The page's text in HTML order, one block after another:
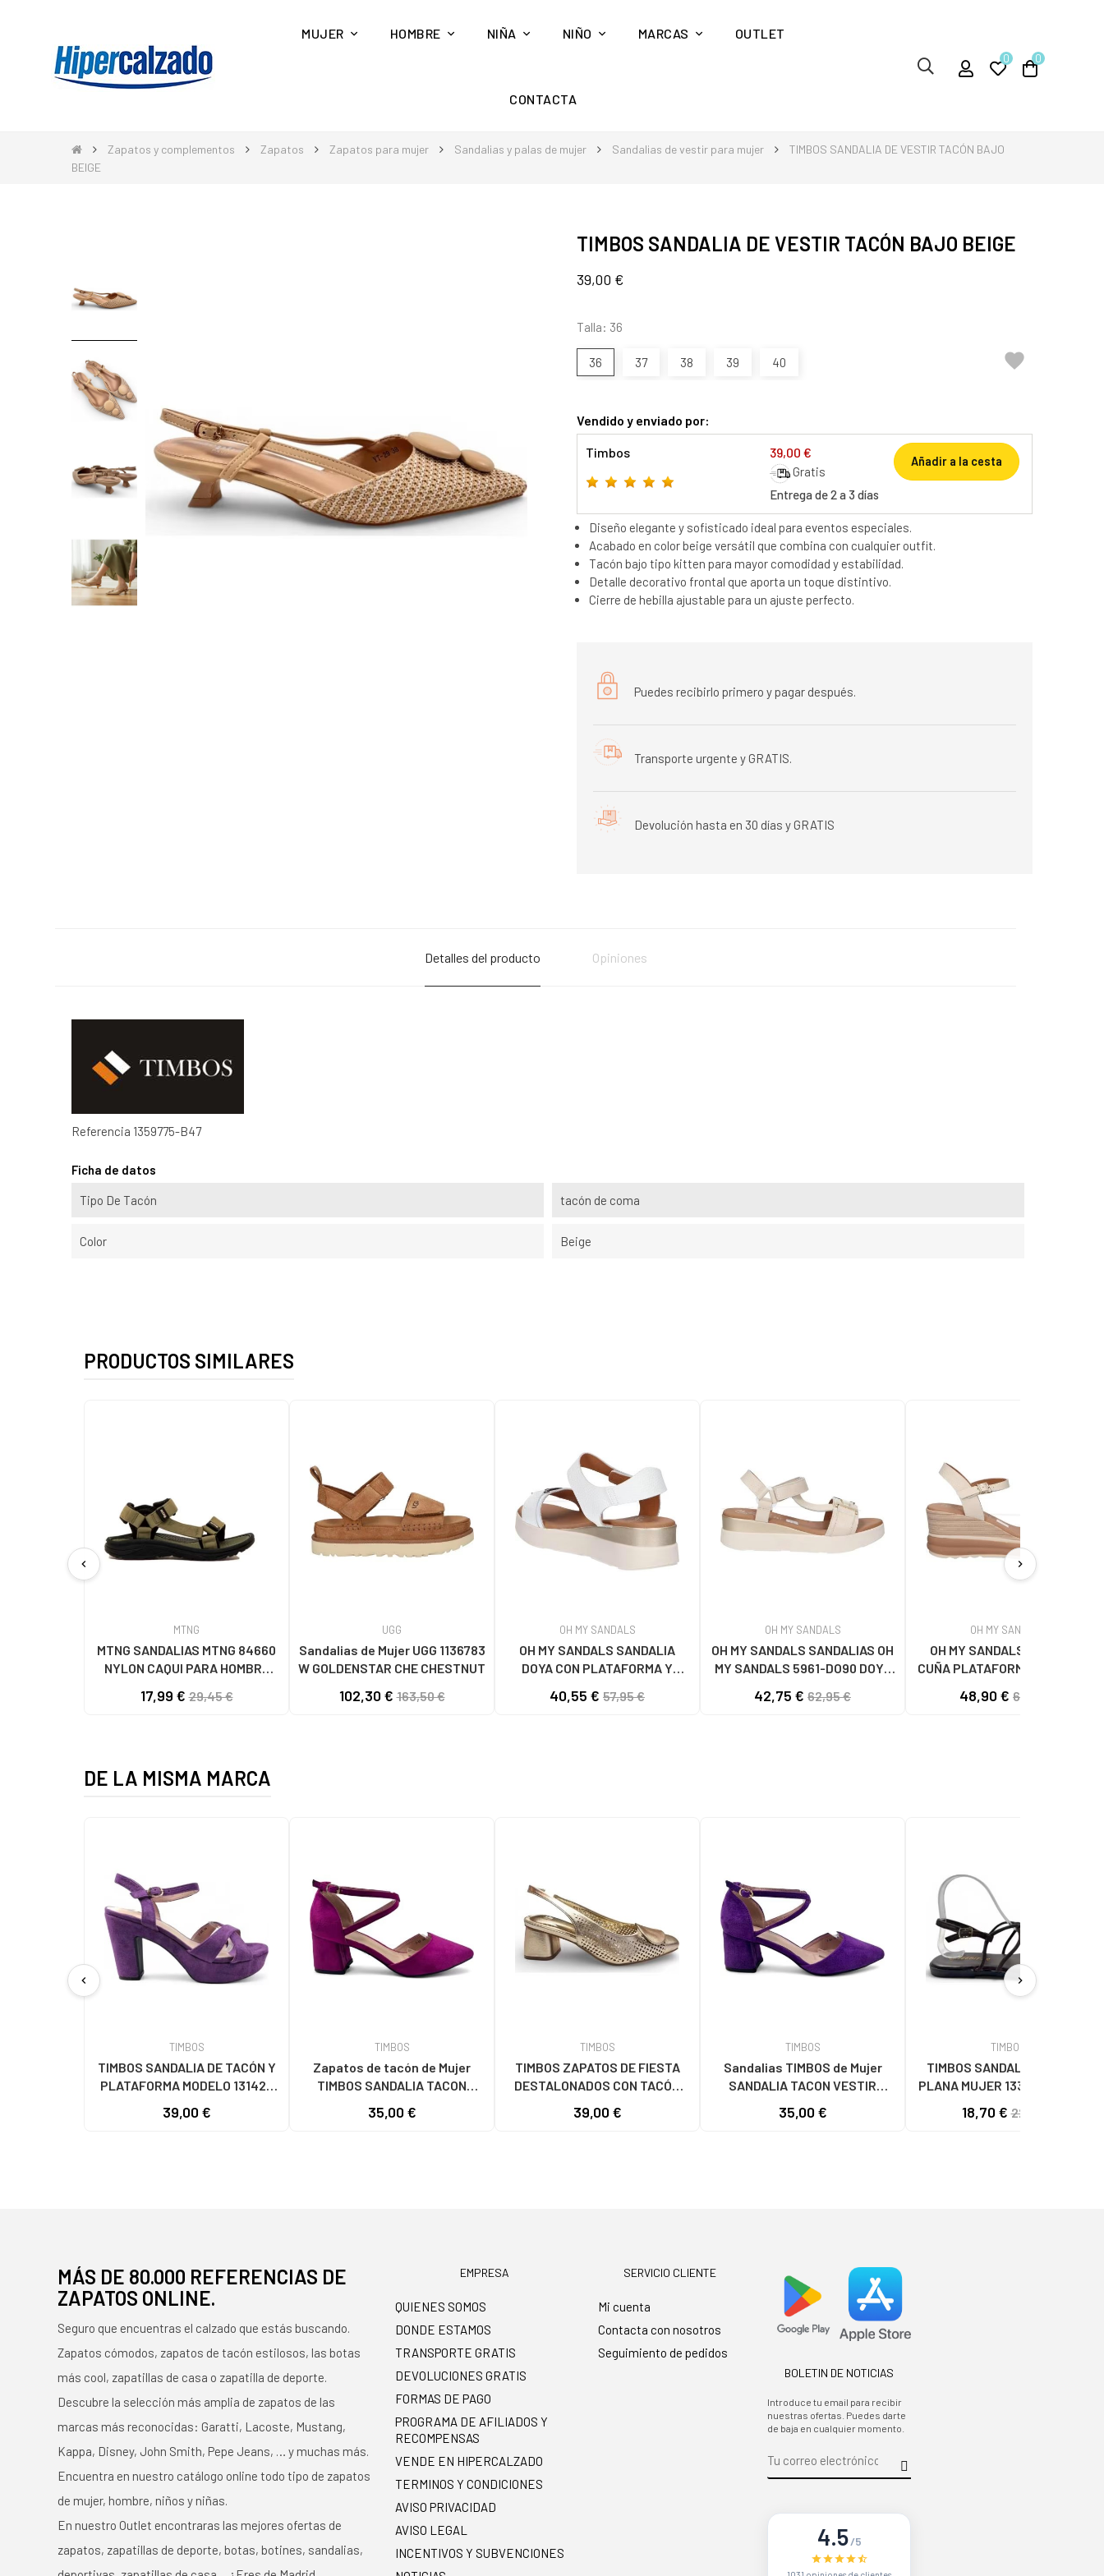
MUJER HOMBRE NIÑA NIÑO MARCAS OUTLET
CONTACTA
0 0
Zapatos y complementos Zapatos Zapatos para mujer Sandalias y palas de mujer Sandalias de vestir para mujer
TIMBOS SANDALIA DE VESTIR TACÓN BAJO
BEIGE
TIMBOS SANDALIA DE VESTIR TACÓN BAJO BEIGE
39,00 €
Talla: 36
36 37 38 39 40 
Vendido y enviado por:
Timbos 39,00 €
Gratis
Entrega de 2 a 3 días
Añadir a la cesta
Diseño elegante y sofisticado ideal para eventos especiales.
Acabado en color beige versátil que combina con cualquier outfit.
Tacón bajo tipo kitten para mayor comodidad y estabilidad.
Detalle decorativo frontal que aporta un toque distintivo.
Cierre de hebilla ajustable para un ajuste perfecto.
Puedes recibirlo primero y pagar después.
Transporte urgente y GRATIS.
Devolución hasta en 30 días y GRATIS
Detalles del producto Opiniones
Referencia 1359775-B47
Ficha de datos
Tipo De Tacón tacón de coma
Color Beige
PRODUCTOS SIMILARES
chevron_left
MTNG
MTNG SANDALIAS MTNG 84660
NYLON CAQUI PARA HOMBRE
17,99 €29,45 €
UGG
Sandalias de Mujer UGG 1136783
W GOLDENSTAR CHE CHESTNUT
102,30 €163,50 €
OH MY SANDALS
OH MY SANDALS SANDALIA
DOYA CON PLATAFORMA Y
BLANCO
40,55 € 57,95 €
OH MY SANDALS
OH MY SANDALS SANDALIAS OH
MY SANDALS 5961-DO90 DOYA
42,75 € 62,95 €
OH MY SANDALS
OH MY SANDALS SANDALIA
CUÑA PLATAFORMA DOYA 5993
48,90 € 62,95 €
chevron_right
DE LA MISMA MARCA
chevron_left
TIMBOS
TIMBOS SANDALIA DE TACÓN Y
PLATAFORMA MODELO 131423
39,00 €
TIMBOS
Zapatos de tacón de Mujer
TIMBOS SANDALIA TACON
131221 VARIOS COLORES
35,00 €
TIMBOS
TIMBOS ZAPATOS DE FIESTA
DESTALONADOS CON TACÓN
AMARILLO
39,00 €
TIMBOS
Sandalias TIMBOS de Mujer
SANDALIA TACON VESTIR
35,00 €
TIMBOS
TIMBOS SANDALIA ESCLAVA
PLANA MUJER 133372 MARRÓN
18,70 €22,00 €
chevron_right
MÁS DE 80.000 REFERENCIAS DE
ZAPATOS ONLINE.
Seguro que encuentras el calzado que estás buscando.
Zapatos cómodos, zapatos de tacón estilosos, las botas
más cool, zapatillas de casa o zapatilla de deporte.
Descubre la selección más amplia de zapatos de las
marcas más reconocidas: Garatti, Lacoste, Mustang,
Kappa, Disney, John Smith, Pepe Jeans, … y muchas más.
Encuentra en nuestro catálogo online todo tipo de zapatos
de mujer, hombre, niños y niñas.
En nuestro Outlet encontraras las mejores ofertas de
zapatos, zapatillas de deporte, botas, botines, sandalias,
EMPRESA
QUIENES SOMOS
DONDE ESTAMOS
TRANSPORTE GRATIS
DEVOLUCIONES GRATIS
FORMAS DE PAGO
PROGRAMA DE AFILIADOS Y
RECOMPENSAS
VENDE EN HIPERCALZADO
TERMINOS Y CONDICIONES
AVISO PRIVACIDAD
AVISO LEGAL
INCENTIVOS Y SUBVENCIONES
SERVICIO CLIENTE
Mi cuenta
Contacta con nosotros
Seguimiento de pedidos
BOLETIN DE NOTICIAS
Introduce tu email para recibir
nuestras ofertas. Puedes darte
de baja en cualquier momento.
4.5/5